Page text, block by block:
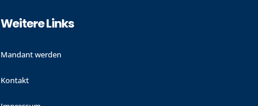
Weitere Links
Mandant werden
Kontakt